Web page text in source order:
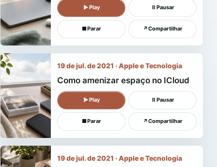
▶Play Ⅱ Pausar
■Parar ↗Compartilhar
19 de jul. de 2021 · Apple e Tecnologia
Como amenizar espaço no ICloud
▶Play Ⅱ Pausar
■Parar ↗Compartilhar
19 de jul. de 2021 · Apple e Tecnologia